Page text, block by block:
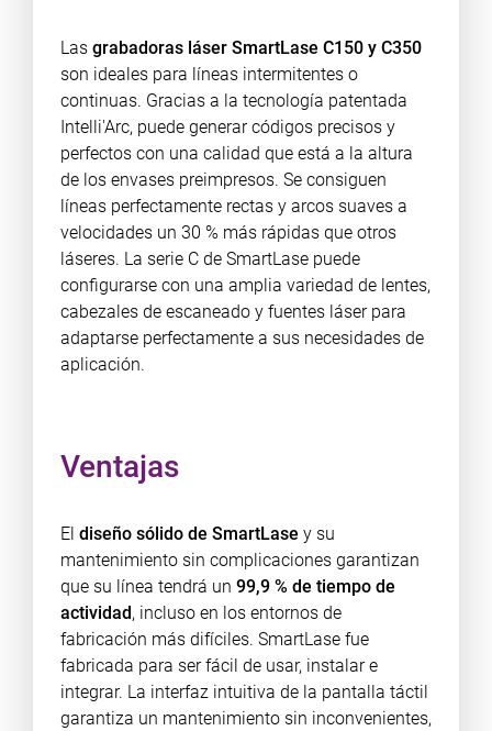
Las grabadoras láser SmartLase C150 y C350
son ideales para líneas intermitentes o
continuas. Gracias a la tecnología patentada
Intelli'Arc, puede generar códigos precisos y
perfectos con una calidad que está a la altura
de los envases preimpresos. Se consiguen
líneas perfectamente rectas y arcos suaves a
velocidades un 30 % más rápidas que otros
láseres. La serie C de SmartLase puede
configurarse con una amplia variedad de lentes,
cabezales de escaneado y fuentes láser para
adaptarse perfectamente a sus necesidades de
aplicación.
Ventajas
El diseño sólido de SmartLase y su
mantenimiento sin complicaciones garantizan
que su línea tendrá un 99,9 % de tiempo de
actividad, incluso en los entornos de
fabricación más difíciles. SmartLase fue
fabricada para ser fácil de usar, instalar e
integrar. La interfaz intuitiva de la pantalla táctil
garantiza un mantenimiento sin inconvenientes,